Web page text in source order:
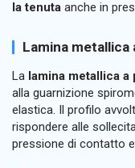
la tenuta anche in
Lamina metallica
La lamina metallica a
alla guarnizione
elastica. Il profilo
rispondere alle
pressione di contatto